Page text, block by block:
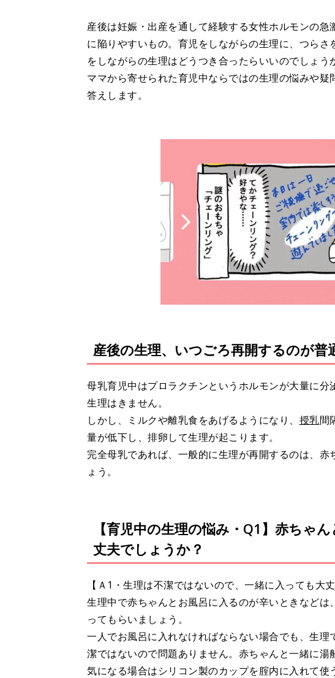
産後は妊娠・出産を通して経験する女性ホルモンの
に陥りやすいもの。育児をしながらの生理に、つら
をしながらの生理はどうつき合ったらいいのでしょう
ママから寄せられた育児中ならではの生理の悩みや疑
答えします。
産後の生理、いつごろ再開するのが普
母乳育児中はプロラクチンというホルモンが大量に
生理はきません。
しかし、ミルクや離乳食をあげるようになり、 授乳間
量が低下し、排卵して生理が起こります。
完全母乳であれば、一般的に生理が再開するのは、
ょう。
【育児中の生理の悩み・Q1】赤ちゃ
丈夫でしょうか？
【Ａ1・生理は不潔ではないので、一緒に入っても大丈
生理中で赤ちゃんとお風呂に入るのが辛いときなど
ってもらいましょう。
一人でお風呂に入れなければならない場合でも、生
潔ではないので問題ありません。赤ちゃんと一緒に湯
気になる場合はシリコン製のカップを腟内に入れて